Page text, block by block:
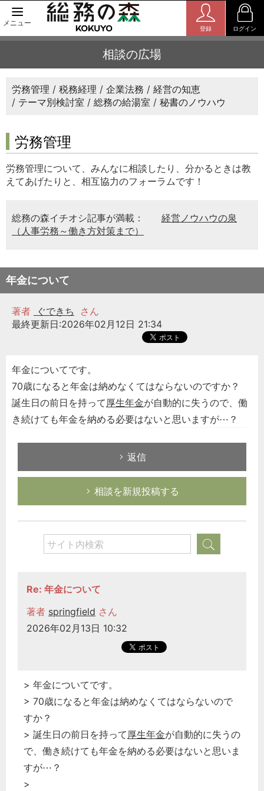
メニュー
登録 ログイン
相談の広場
労務管理 税務経理 企業法務
経営の知恵
テーマ別検討室
総務の給湯室 秘書のノウハウ
労務管理
労務管理について、みんなに相談したり、分かるときは教
えてあげたりと、相互協力のフォーラムです！
総務の森イチオシ記事が満載：
経営ノウハウの泉
（人事労務～働き方対策まで）
年金について
著者 ぐできち
さん
最終更新日:2026年02月12日 21:34
年金についてです。
70歳になると年金は納めなくてはならないのですか？
誕生日の前日を持って厚生年金が自動的に失うので、働
き続けても年金を納める必要はないと思いますが⋯？
返信
相談を新規投稿する
Re: 年金について
著者 springfield さん
2026年02月13日 10:32
> 年金についてです。
> 70歳になると年金は納めなくてはならないので
すか？
> 誕生日の前日を持って厚生年金が自動的に失うの
で、働き続けても年金を納める必要はないと思いま
すが⋯？
>